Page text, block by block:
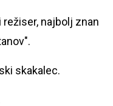
najbolj znan
skakalec.